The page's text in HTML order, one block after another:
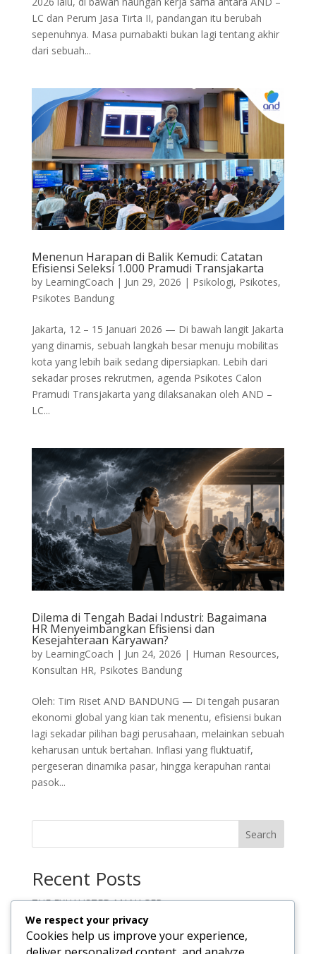
LC dan Perum Jasa Tirta II, pandangan itu berubah
sepenuhnya. Masa purnabakti bukan lagi tentang akhir
dari sebuah...
Menenun Harapan di Balik Kemudi: Catatan
Efisiensi Seleksi 1.000 Pramudi Transjakarta
by LearningCoach | Jun 29, 2026 | Psikologi, Psikotes,
Psikotes Bandung
Jakarta, 12 – 15 Januari 2026 — Di bawah langit Jakarta
yang dinamis, sebuah langkah besar menuju mobilitas
kota yang lebih baik sedang dipersiapkan. Lebih dari
sekadar proses rekrutmen, agenda Psikotes Calon
Pramudi Transjakarta yang dilaksanakan oleh AND –
LC...
Dilema di Tengah Badai Industri: Bagaimana
HR Menyeimbangkan Efisiensi dan
Kesejahteraan Karyawan?
by LearningCoach | Jun 24, 2026 | Human Resources,
Konsultan HR, Psikotes Bandung
Oleh: Tim Riset AND BANDUNG — Di tengah pusaran
ekonomi global yang kian tak menentu, efisiensi bukan
lagi sekadar pilihan bagi perusahaan, melainkan sebuah
keharusan untuk bertahan. Inflasi yang fluktuatif,
pergeseran dinamika pasar, hingga kerapuhan rantai
pasok...
Search
Recent Posts
THE EXHAUSTED MANAGER
Leader Masa Kini Tidak Dinilai dari Jawabannya, Tetapi
dari Pertanyaan yang Ia Ajukan.
We respect your privacy
Cookies help us improve your experience,